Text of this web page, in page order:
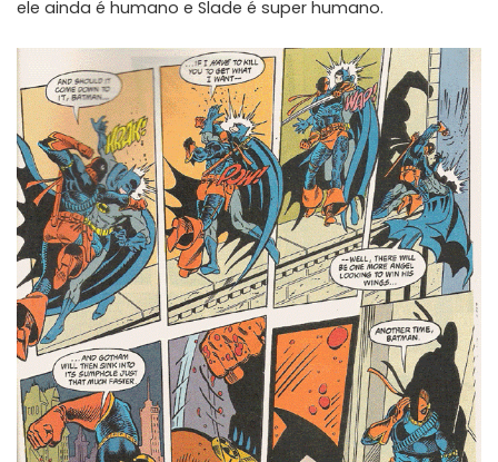
ele ainda é humano e Slade é super humano.